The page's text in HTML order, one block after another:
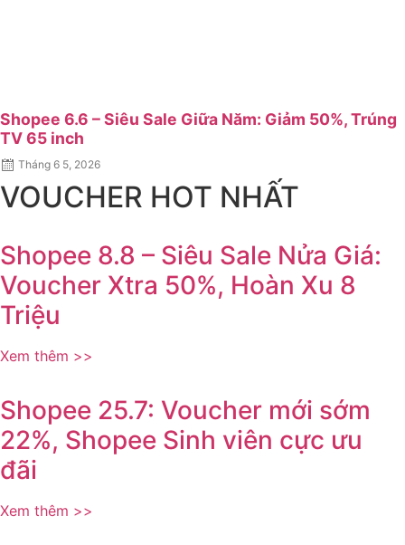
Shopee 6.6 – Siêu Sale Giữa Năm: Giảm 50%, Trúng
TV 65 inch
Posted
Tháng 6 5, 2026
VOUCHER HOT NHẤT
Shopee 8.8 – Siêu Sale Nửa Giá:
Voucher Xtra 50%, Hoàn Xu 8
Triệu
Xem thêm >>
Shopee 25.7: Voucher mới sớm
22%, Shopee Sinh viên cực ưu
đãi
Xem thêm >>